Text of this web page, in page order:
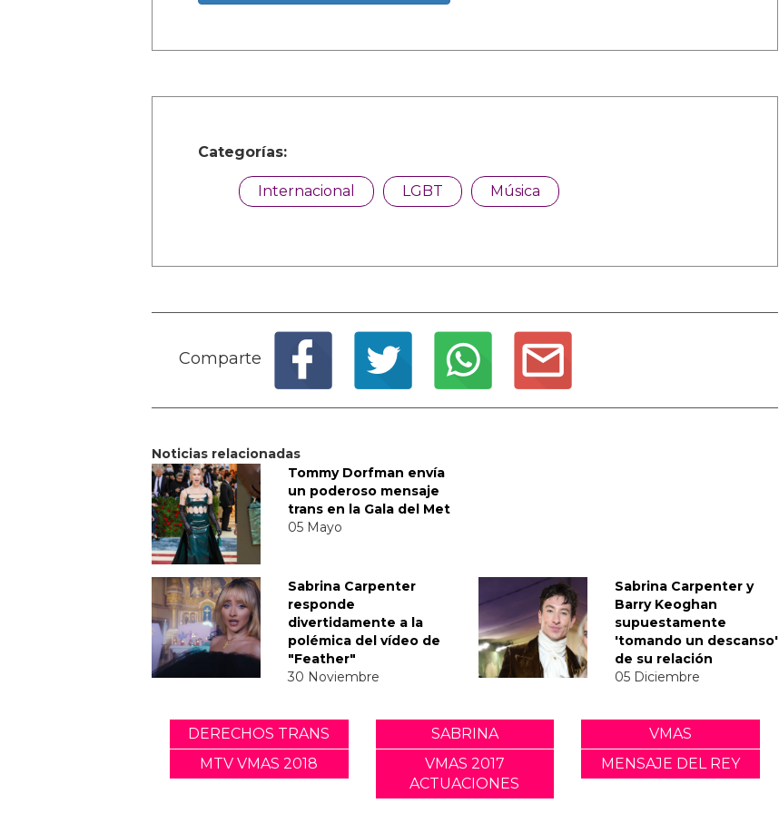
Categorías:
Internacional LGBT Música
Comparte
Noticias relacionadas
Tommy Dorfman envía
un poderoso mensaje
trans en la Gala del Met
05 Mayo
Sabrina Carpenter
responde
divertidamente a la
polémica del vídeo de
"Feather"
30 Noviembre
Sabrina Carpenter y
Barry Keoghan
supuestamente
'tomando un descanso'
de su relación
05 Diciembre
DERECHOS TRANS SABRINA
VMAS
MTV VMAS 2018
VMAS 2017
ACTUACIONES
MENSAJE DEL REY